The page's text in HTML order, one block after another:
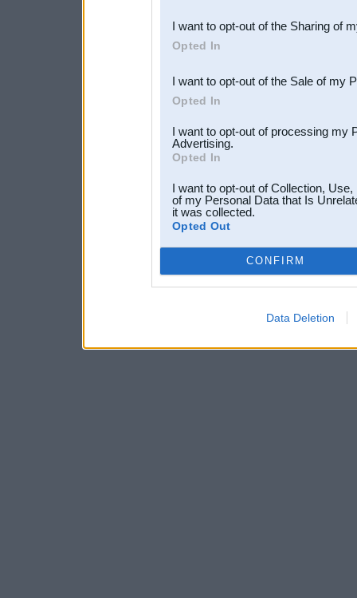
Downstream Participants
third parties.
I want to opt-out of the Sharing of
Opted In
I want to opt-out of the Sale of my
Opted In
I want to opt-out of processing my
Advertising.
Opted In
I want to opt-out of Collection,
of my Personal Data that Is
it was collected.
Opted Out
CONFIRM
Data Deletion